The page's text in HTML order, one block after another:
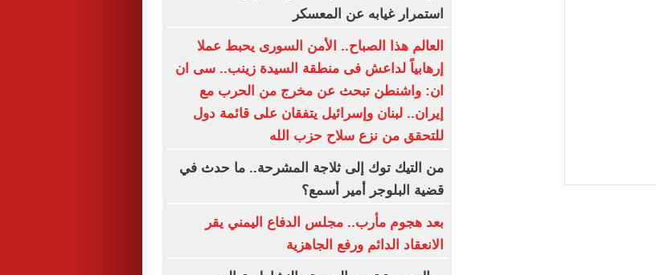
استمرار غيابه عن المعسكر
العالم هذا الصباح.. الأمن السورى يحبط عملا
إرهابياً لداعش فى منطقة السيدة زينب.. سى ان
ان: واشنطن تبحث عن مخرج من الحرب مع
إيران.. لبنان وإسرائيل يتفقان على قائمة دول
للتحقق من نزع سلاح حزب الله
من التيك توك إلى ثلاجة المشرحة.. ما حدث في
قضية البلوجر أمير أسمع؟
بعد هجوم مأرب.. مجلس الدفاع اليمني يقر
الانعقاد الدائم ورفع الجاهزية